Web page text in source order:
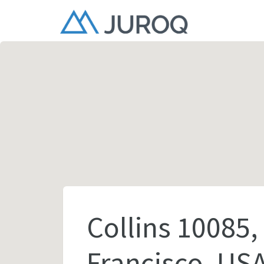
Collins 10085,